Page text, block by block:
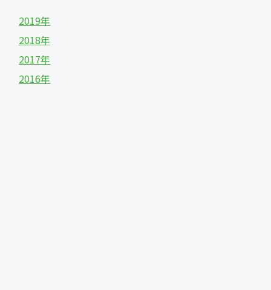
2019年
2018年
2017年
2016年